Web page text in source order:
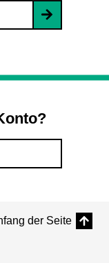
der Seite